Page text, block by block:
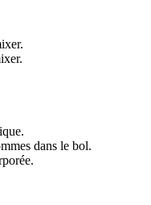
dans le bol.